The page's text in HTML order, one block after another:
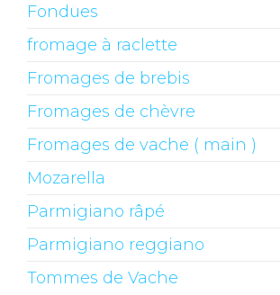
Fondues
fromage à raclette
Fromages de brebis
Fromages de chèvre
Fromages de vache ( main )
Mozarella
Parmigiano râpé
Parmigiano reggiano
Tommes de Vache